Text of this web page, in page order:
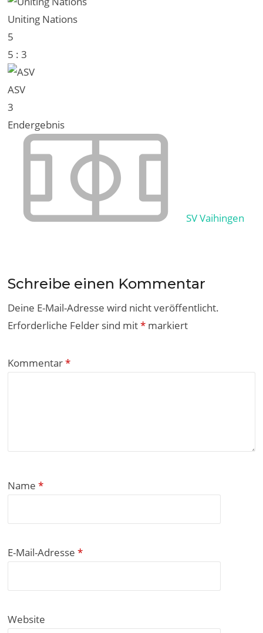
Uniting Nations
5
5 : 3
ASV
3
Endergebnis
SV Vaihingen
Schreibe einen Kommentar
Deine E-Mail-Adresse wird nicht veröffentlicht.
Erforderliche Felder sind mit* markiert
Kommentar*
Name*
E-Mail-Adresse*
Website